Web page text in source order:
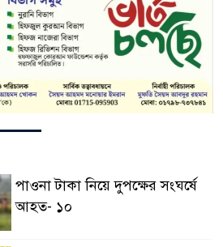
পাওনা টাকা নিয়ে দুপক্ষের সংঘর্ষে
আহত- ১০